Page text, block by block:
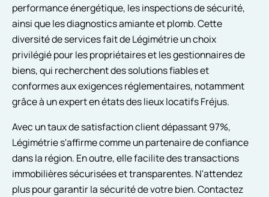
performance énergétique, les inspections de sécurité,
ainsi que les diagnostics amiante et plomb. Cette
diversité de services fait de Légimétrie un choix
privilégié pour les propriétaires et les gestionnaires de
biens, qui recherchent des solutions fiables et
conformes aux exigences réglementaires, notamment
grâce à un expert en états des lieux locatifs Fréjus.
Avec un taux de satisfaction client dépassant 97%,
Légimétrie s'affirme comme un partenaire de confiance
dans la région. En outre, elle facilite des transactions
immobilières sécurisées et transparentes. N'attendez
plus pour garantir la sécurité de votre bien. Contactez